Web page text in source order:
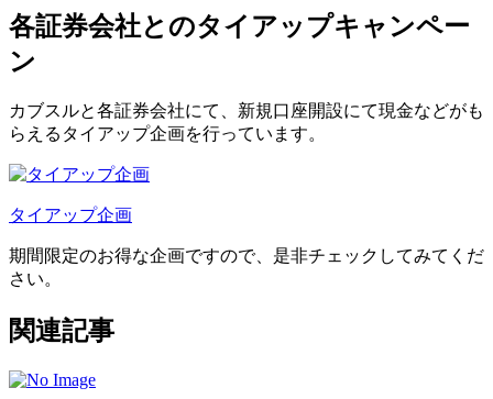
各証券会社とのタイアップキャンペー
ン
カブスルと各証券会社にて、 新規口座開設にて現金などがも
らえるタイアップ企画を行っています。
タイアップ企画
期間限定のお得な企画ですので、是非チェックしてみてくだ
さい。
関連記事